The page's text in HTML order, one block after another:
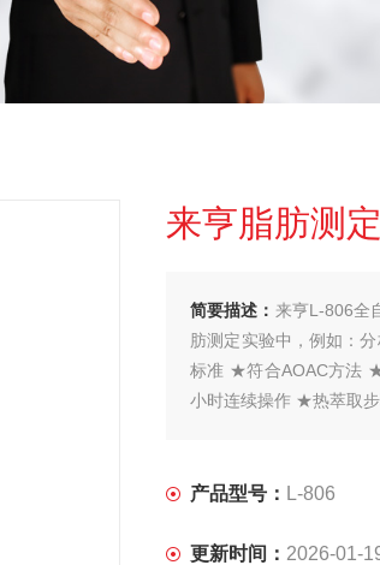
来亨脂肪测
简要描述： 来亨L-806全
肪测定实验中，例如：
标准 ★符合AOAC方法
小时连续操作 ★热萃取
产品型号： L-806
更新时间： 2026-01-